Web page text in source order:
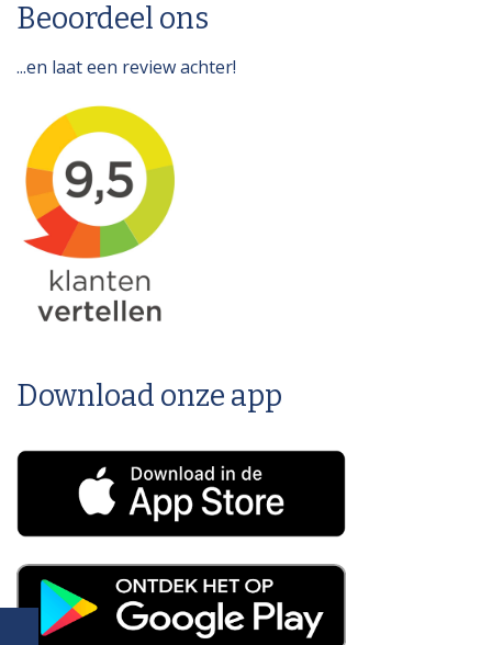
Beoordeel ons
...en laat een review achter!
Download onze app